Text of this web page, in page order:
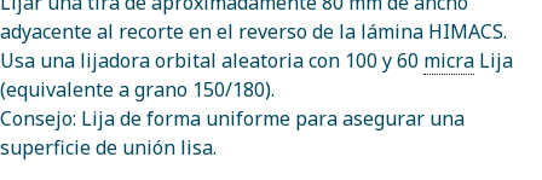
adyacente al recorte en el reverso de la lámina HIMACS.
Usa una lijadora orbital aleatoria con 100 y 60 micra Lija
(equivalente a grano 150/180).
Consejo: Lija de forma uniforme para asegurar una
superficie de unión lisa.